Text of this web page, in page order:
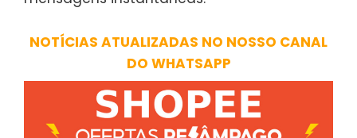
NOTÍCIAS ATUALIZADAS NO NOSSO CANAL
DO WHATSAPP